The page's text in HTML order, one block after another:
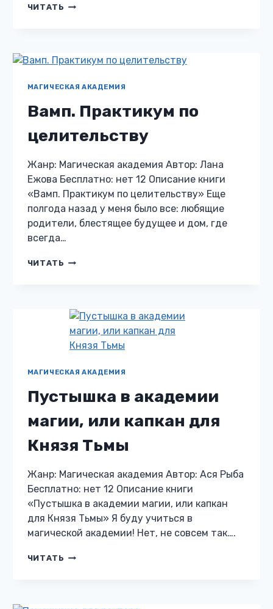
ЧИТАТЬ ВЫСШАЯ
МАГИЧЕСКАЯ АКАДЕМИЯ
Вамп. Практикум по
целительству
Жанр: Магическая академия Автор: Лана
Ежова Бесплатно: нет 12 Описание книги
«Вамп. Практикум по целительству» Еще
полгода назад у меня было все: любящие
родители, блестящее будущее и дом, где
всегда…
ЧИТАТЬ ВАМП.
МАГИЧЕСКАЯ АКАДЕМИЯ
Пустышка в академии
магии, или капкан для
Князя Тьмы
Жанр: Магическая академия Автор: Ася Рыба
Бесплатно: нет 12 Описание книги
«Пустышка в академии магии, или капкан
для Князя Тьмы» Я буду учиться в
магической академии! Нет, не совсем так….
ЧИТАТЬ ПУСТЫШКА